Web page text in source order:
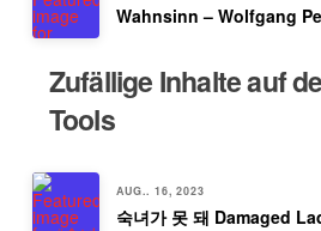
Wahnsinn – Wolfgang
Zufällige Inhalte auf
Tools
AUG.. 16, 2023
숙녀가 못 돼 Damaged